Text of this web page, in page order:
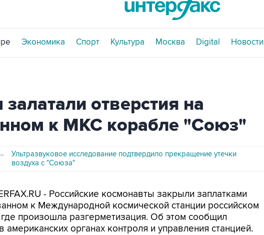
Экономика Спорт Культура Москва Digital Новости
отверстия на
к МКС корабле "Союз"
Ультразвуковое исследование подтвердило прекращение утечки
воздуха с "Союза"
- Российские космонавты закрыли заплатками
к Международной космической станции российском
произошла разгерметизация. Об этом сообщил
американских органах контроля и управления станцией.